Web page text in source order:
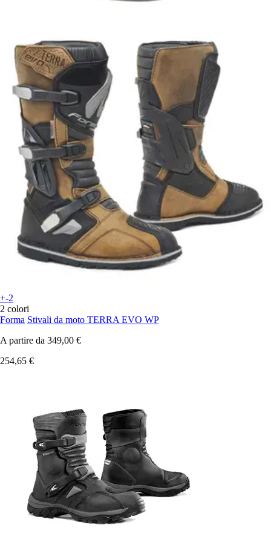
+-2
2 colori
Forma Stivali da moto TERRA EVO WP
A partire da 349,00 €
254,65 €